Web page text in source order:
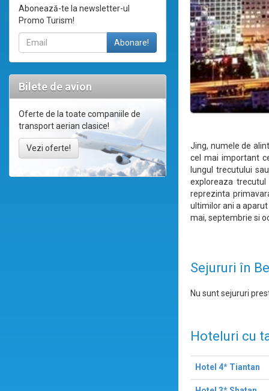
Abonează-te la newsletter-ul
Promo Turism!
Bilete de avion
Oferte de la toate companiile de
transport aerian clasice!
Vezi oferte!
Jing, numele de
cel mai important
lungul trecutului
exploreaza
reprezinta
ultimilor ani a
mai, septembrie si
Sejururi în
Nu sunt sejururi
Hoteluri cu
Hotel 4* Tiantan